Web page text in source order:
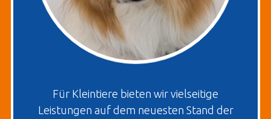
Für Kleintiere bieten wir vielseitige
Leistungen auf dem neuesten Stand der